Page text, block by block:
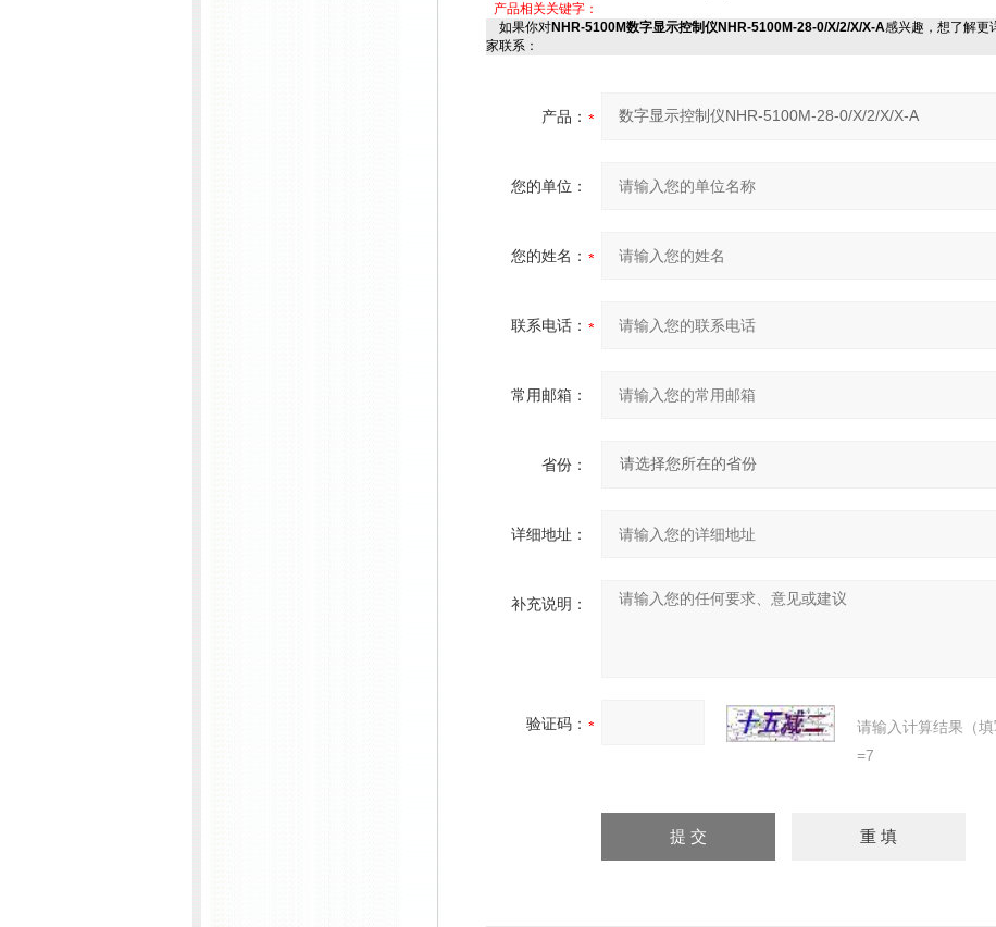
产品相关关键字：
如果你对NHR-5100M数字显示控制仪NHR-5100M-28-0/X/2/X/X-A感兴趣，想了解更
家联系：
产品：
您的单位：
您的姓名：
联系电话：
常用邮箱：
省份：
详细地址：
补充说明：
验证码：
请输入计算结果（
=7